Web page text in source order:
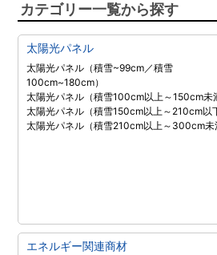
カテゴリー一覧から探す
太陽光パネル
太陽光パネル（積雪~99cm／積雪
100cm~180cm）
太陽光パネル（積雪100cm以上～150cm未
太陽光パネル（積雪150cm以上～210cm以
太陽光パネル（積雪210cm以上～300cm未
エネルギー関連商材